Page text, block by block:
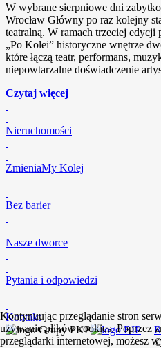
W wybrane sierpniowe dni
Wrocław Główny po raz kolejny
teatralną. W ramach trzeciej edycji
„Po Kolei” historyczne wnętrze
które łączą teatr, performans,
niepowtarzalne doświadczenie
Czytaj więcej
Nieruchomości
ZmieniaMy Kolej
Bez barier
Nasze dworce
Pytania i odpowiedzi
Kontakt
Kontynuując przeglądanie stron
używanie plików cookies. Poprzez
przeglądarki internetowej, możesz